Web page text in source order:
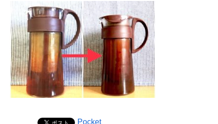
Pocket